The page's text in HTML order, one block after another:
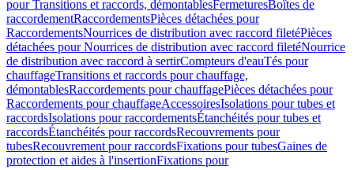
pour Transitions et raccords, démontablesFermeturesBoîtes de
raccordementRaccordementsPièces détachées pour
RaccordementsNourrices de distribution avec raccord filetéPièces
détachées pour Nourrices de distribution avec raccord filetéNourrice
de distribution avec raccord à sertirCompteurs d'eauTés pour
chauffageTransitions et raccords pour chauffage,
démontablesRaccordements pour chauffagePièces détachées pour
Raccordements pour chauffageAccessoiresIsolations pour tubes et
raccordsIsolations pour raccordementsÉtanchéités pour tubes et
raccordsÉtanchéités pour raccordsRecouvrements pour
tubesRecouvrement pour raccordsFixations pour tubesGaines de
protection et aides à l'insertionFixations pour